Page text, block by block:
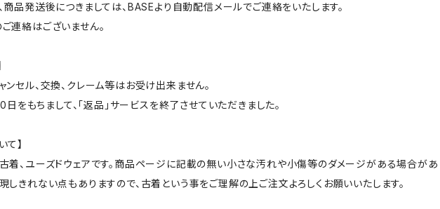
商品発送後につきましては、BASEより自動配信メールでご連絡をいたします。
連絡はございません。
ンセル、交換、クレーム等はお受け出来ません。
をもちまして、「返品」サービスを終了させていただきました。
て】
着、ユーズドウェアです。商品ページに記載の無い小さな汚れや小傷等のダメージがある場合があ
しきれない点もありますので、古着という事をご理解の上ご注文よろしくお願いいたします。